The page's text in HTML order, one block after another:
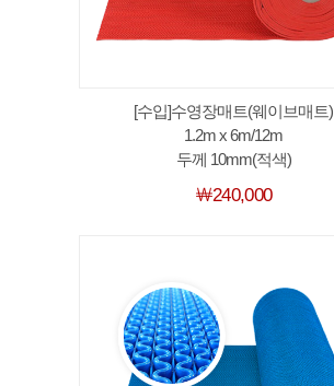
[수입]수영장매트(웨이브매트)
1.2m x 6m/12m
두께 10mm(적색)
￦240,000